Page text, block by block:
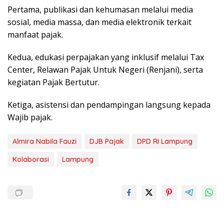
Pertama, publikasi dan kehumasan melalui media
sosial, media massa, dan media elektronik terkait
manfaat pajak.
Kedua, edukasi perpajakan yang inklusif melalui Tax
Center, Relawan Pajak Untuk Negeri (Renjani), serta
kegiatan Pajak Bertutur.
Ketiga, asistensi dan pendampingan langsung kepada
Wajib pajak.
Almira Nabila Fauzi DJB Pajak
DPD RI Lampung
Kolaborasi
Lampung